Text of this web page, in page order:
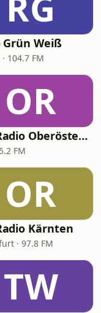
Grün Weiß
104.7 FM
OR
ORF Radio Oberösterreich
FM
OR
Kärnten
· 97.8 FM
TW